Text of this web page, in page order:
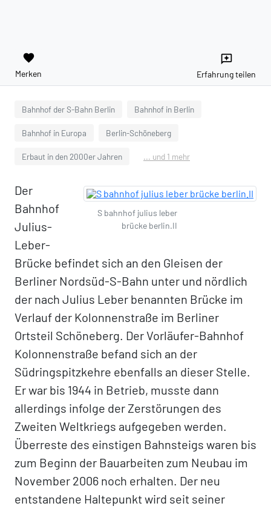
favorite
Merken
reviews
Erfahrung teilen
Bahnhof der S-Bahn Berlin Bahnhof in Berlin
Bahnhof in Europa Berlin-Schöneberg
Erbaut in den 2000er Jahren ... und 1 mehr
S bahnhof julius leber
brücke berlin.II
Der
Bahnhof
Julius-
Leber-
Brücke befindet sich an den Gleisen der
Berliner Nordsüd-S-Bahn unter und nördlich
der nach Julius Leber benannten Brücke im
Verlauf der Kolonnenstraße im Berliner
Ortsteil Schöneberg. Der Vorläufer-Bahnhof
Kolonnenstraße befand sich an der
Südringspitzkehre ebenfalls an dieser Stelle.
Er war bis 1944 in Betrieb, musste dann
allerdings infolge der Zerstörungen des
Zweiten Weltkriegs aufgegeben werden.
Überreste des einstigen Bahnsteigs waren bis
zum Beginn der Bauarbeiten zum Neubau im
November 2006 noch erhalten. Der neu
entstandene Haltepunkt wird seit seiner